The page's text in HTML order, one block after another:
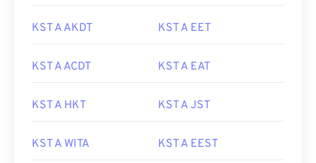
KST A AKDT KST A EET
KST A ACDT KST A EAT
KST A HKT KST A JST
KST A WITA KST A EEST